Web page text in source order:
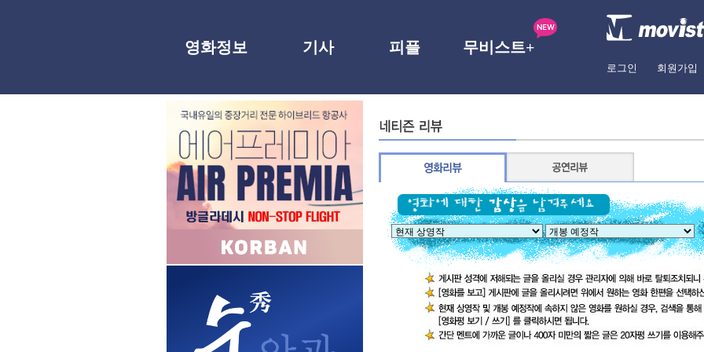
영화정보 기사 피플 무비스트+
로그인 회원가입